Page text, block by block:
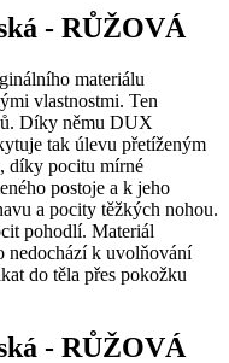
- RŮŽOVÁ
materiálu
vlastnostmi. Ten
Díky němu DUX
tak úlevu přetíženým
díky pocitu mírné
postoje a k jeho
a pocity těžkých nohou.
pohodlí. Materiál
k uvolňování
do těla přes pokožku
- RŮŽOVÁ